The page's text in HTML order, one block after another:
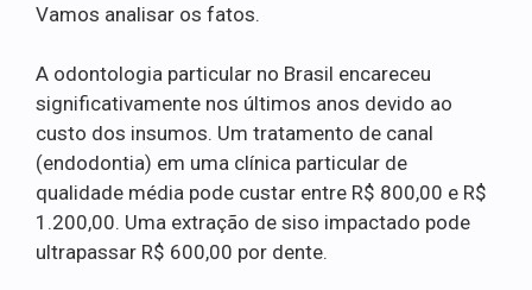
Vamos analisar os fatos.
A odontologia particular no Brasil encareceu
significativamente nos últimos anos devido ao
custo dos insumos. Um tratamento de canal
(endodontia) em uma clínica particular de
qualidade média pode custar entre R$ 800,00 e R$
1.200,00. Uma extração de siso impactado pode
ultrapassar R$ 600,00 por dente.